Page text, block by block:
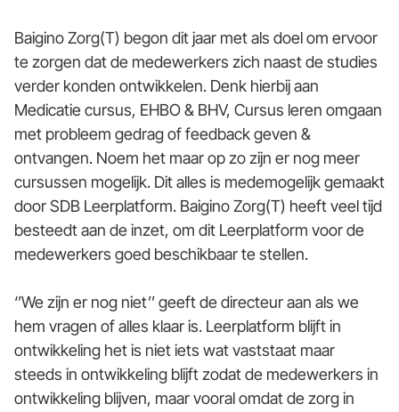
Baigino Zorg(T) begon dit jaar met als doel om ervoor
te zorgen dat de medewerkers zich naast de studies
verder konden ontwikkelen. Denk hierbij aan
Medicatie cursus, EHBO & BHV, Cursus leren omgaan
met probleem gedrag of feedback geven &
ontvangen. Noem het maar op zo zijn er nog meer
cursussen mogelijk. Dit alles is medemogelijk gemaakt
door SDB Leerplatform. Baigino Zorg(T) heeft veel tijd
besteedt aan de inzet, om dit Leerplatform voor de
medewerkers goed beschikbaar te stellen.
‘’We zijn er nog niet’’ geeft de directeur aan als we
hem vragen of alles klaar is. Leerplatform blijft in
ontwikkeling het is niet iets wat vaststaat maar
steeds in ontwikkeling blijft zodat de medewerkers in
ontwikkeling blijven, maar vooral omdat de zorg in